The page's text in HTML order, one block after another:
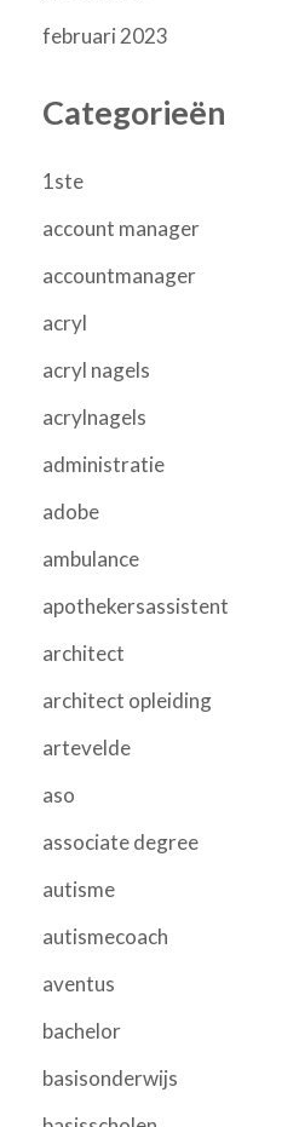
februari 2023
Categorieën
1ste
account manager
accountmanager
acryl
acryl nagels
acrylnagels
administratie
adobe
ambulance
apothekersassistent
architect
architect opleiding
artevelde
aso
associate degree
autisme
autismecoach
aventus
bachelor
basisonderwijs